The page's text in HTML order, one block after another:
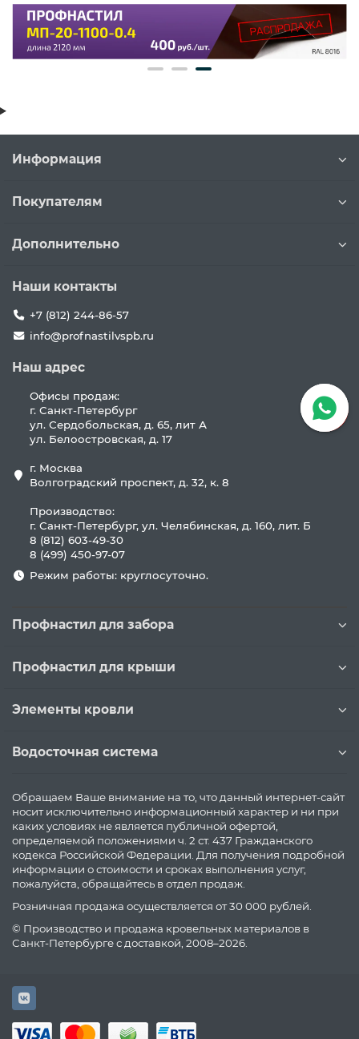
Информация
Покупателям
Дополнительно
Наши контакты
+7 (812) 244-86-57
info@profnastilvspb.ru
Наш адрес
Офисы продаж:
г. Санкт-Петербург
ул. Сердобольская, д. 65, лит А
ул. Белоостровская, д. 17
г. Москва
Волгоградский проспект, д. 32, к. 8
Производство:
г. Санкт-Петербург, ул. Челябинская, д. 160, лит. Б
8 (812) 603-49-30
8 (499) 450-97-07
Режим работы: круглосуточно.
Профнастил для забора
Профнастил для крыши
Элементы кровли
Водосточная система
Обращаем Ваше внимание на то, что данный интернет-сайт
носит исключительно информационный характер и ни при
каких условиях не является публичной офертой,
определяемой положениями ч. 2 ст. 437 Гражданского
кодекса Российской Федерации. Для получения подробной
информации о стоимости и сроках выполнения услуг,
пожалуйста, обращайтесь в отдел продаж.
Розничная продажа осуществляется от 30 000 рублей.
© Производство и продажа кровельных материалов в
Санкт-Петербурге с доставкой, 2008–2026.